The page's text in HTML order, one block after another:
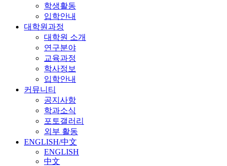
학생활동
입학안내
대학원과정
대학원 소개
연구분야
교육과정
학사정보
입학안내
커뮤니티
공지사항
학과소식
포토갤러리
외부 활동
ENGLISH/中文
ENGLISH
中文